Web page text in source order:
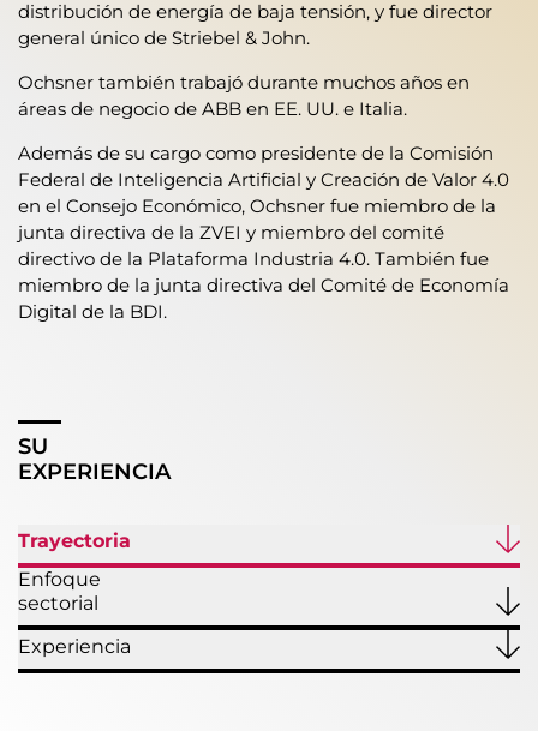
distribución de energía de baja tensión, y fue director
general único de Striebel & John.
Ochsner también trabajó durante muchos años en
áreas de negocio de ABB en EE. UU. e Italia.
Además de su cargo como presidente de la Comisión
Federal de Inteligencia Artificial y Creación de Valor 4.0
en el Consejo Económico, Ochsner fue miembro de la
junta directiva de la ZVEI y miembro del comité
directivo de la Plataforma Industria 4.0. También fue
miembro de la junta directiva del Comité de Economía
Digital de la BDI.
SU
EXPERIENCIA
Trayectoria
Enfoque
sectorial
Experiencia